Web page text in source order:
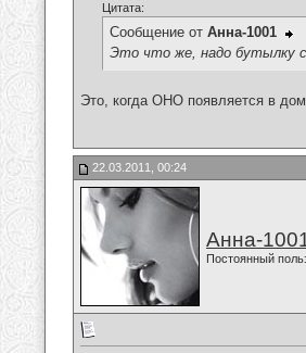
Цитата:
Сообщение от Анна-1001
Это что же, надо бутылку с
Это, когда ОНО появляется в
22.03.2011, 00:24
Анна-
Постоянный